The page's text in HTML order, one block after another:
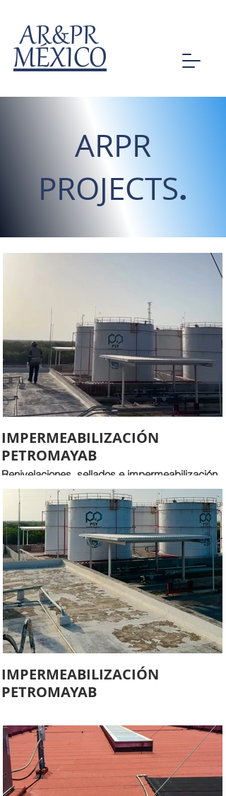
MÉXICO
AR&PR
ARPR
PROJECTS.
IMPERMEABILIZACIÓN
PETROMAYAB
Renivelaciones, sellados e impermeabilización
integral
IMPERMEABILIZACIÓN
PETROMAYAB